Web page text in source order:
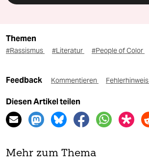
Themen
#Rassismus #Literatur #People of Color
Feedback Kommentieren Fehlerhinweis
Diesen Artikel teilen
Mehr zum Thema